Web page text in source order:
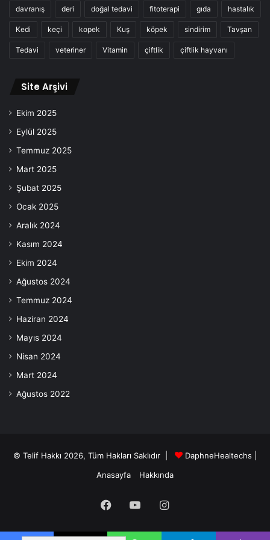
davranış deri doğal tedavi fitoterapi gıda hastalık
Kedi keçi kopek Kuş köpek sindirim Tavşan
Tedavi veteriner Vitamin çiftlik çiftlik hayvanı
Site Arşivi
Ekim 2025
Eylül 2025
Temmuz 2025
Mart 2025
Şubat 2025
Ocak 2025
Aralık 2024
Kasım 2024
Ekim 2024
Ağustos 2024
Temmuz 2024
Haziran 2024
Mayıs 2024
Nisan 2024
Mart 2024
Ağustos 2022
© Telif Hakkı 2026, Tüm Hakları Saklıdır | DaphneHealtechs
Anasayfa
Hakkında